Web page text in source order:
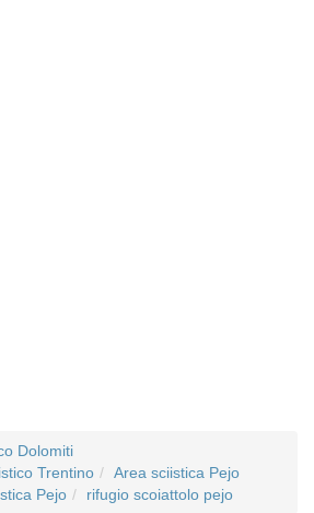
Dolomiti
Trentino
Area sciistica Pejo
Pejo
rifugio scoiattolo pejo